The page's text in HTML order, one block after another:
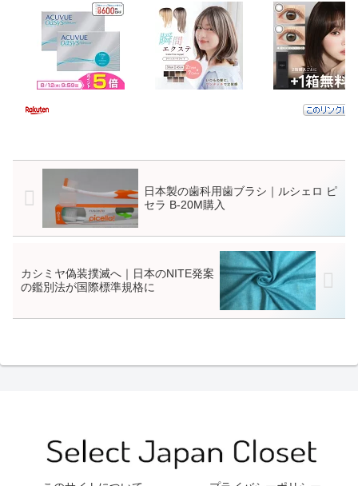
日本製の歯科用歯ブラシ｜ルシェロ ピ
セラ B-20M購入
カシミヤ偽装撲滅へ｜日本のNITE発案
の鑑別法が国際標準規格に